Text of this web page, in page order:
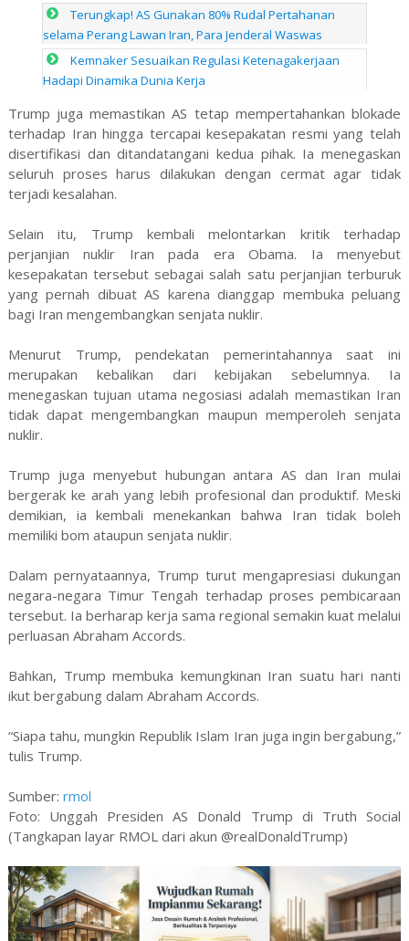
Terungkap! AS Gunakan 80% Rudal Pertahanan
selama Perang Lawan Iran, Para Jenderal Waswas
Kemnaker Sesuaikan Regulasi Ketenagakerjaan
Hadapi Dinamika Dunia Kerja
Trump juga memastikan AS tetap mempertahankan blokade
terhadap Iran hingga tercapai kesepakatan resmi yang telah
disertifikasi dan ditandatangani kedua pihak. Ia menegaskan
seluruh proses harus dilakukan dengan cermat agar tidak
terjadi kesalahan.
Selain itu, Trump kembali melontarkan kritik terhadap
perjanjian nuklir Iran pada era Obama. Ia menyebut
kesepakatan tersebut sebagai salah satu perjanjian terburuk
yang pernah dibuat AS karena dianggap membuka peluang
bagi Iran mengembangkan senjata nuklir.
Menurut Trump, pendekatan pemerintahannya saat ini
merupakan kebalikan dari kebijakan sebelumnya. Ia
menegaskan tujuan utama negosiasi adalah memastikan Iran
tidak dapat mengembangkan maupun memperoleh senjata
nuklir.
Trump juga menyebut hubungan antara AS dan Iran mulai
bergerak ke arah yang lebih profesional dan produktif. Meski
demikian, ia kembali menekankan bahwa Iran tidak boleh
memiliki bom ataupun senjata nuklir.
Dalam pernyataannya, Trump turut mengapresiasi dukungan
negara-negara Timur Tengah terhadap proses pembicaraan
tersebut. Ia berharap kerja sama regional semakin kuat melalui
perluasan Abraham Accords.
Bahkan, Trump membuka kemungkinan Iran suatu hari nanti
ikut bergabung dalam Abraham Accords.
“Siapa tahu, mungkin Republik Islam Iran juga ingin bergabung,”
tulis Trump.
Sumber: rmol
Foto: Unggah Presiden AS Donald Trump di Truth Social
(Tangkapan layar RMOL dari akun @realDonaldTrump)